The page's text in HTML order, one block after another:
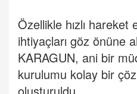
Özellikle hızlı hareket
ihtiyaçları göz önüne
KARAGUN, ani bir
kurulumu kolay bir